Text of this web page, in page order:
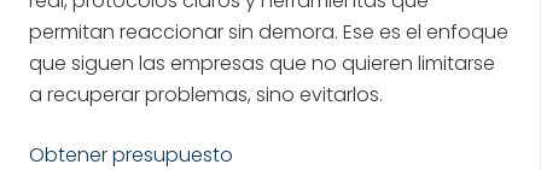
permitan reaccionar sin demora. Ese es el enfoque
que siguen las empresas que no quieren limitarse
a recuperar problemas, sino evitarlos.
Obtener presupuesto